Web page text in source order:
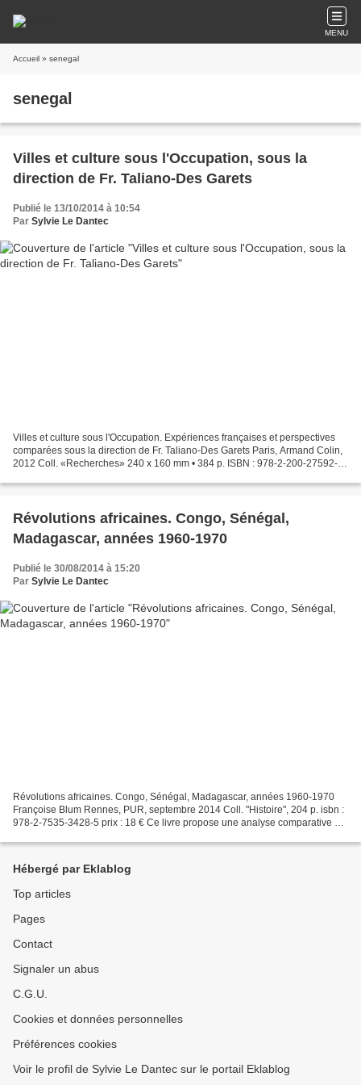
MENU
Accueil » senegal
senegal
Villes et culture sous l'Occupation, sous la
direction de Fr. Taliano-Des Garets
Publié le 13/10/2014 à 10:54
Par Sylvie Le Dantec
Villes et culture sous l'Occupation. Expériences françaises et perspectives
comparées sous la direction de Fr. Taliano-Des Garets Paris, Armand Colin,
2012 Coll. «Recherches» 240 x 160 mm • 384 p. ISBN : 978-2-200-27592-1
Révolutions africaines. Congo, Sénégal,
Madagascar, années 1960-1970
Publié le 30/08/2014 à 15:20
Par Sylvie Le Dantec
Révolutions africaines. Congo, Sénégal, Madagascar, années 1960-1970
Françoise Blum Rennes, PUR, septembre 2014 Coll. "Histoire", 204 p. isbn :
978-2-7535-3428-5 prix : 18 € Ce livre propose une analyse comparative de
Hébergé par Eklablog
Top articles
Pages
Contact
Signaler un abus
C.G.U.
Cookies et données personnelles
Préférences cookies
Voir le profil de Sylvie Le Dantec sur le portail Eklablog